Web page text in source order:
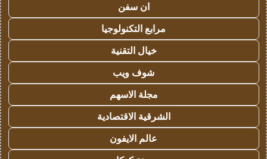
ان سفن
مرابع التكنولوجيا
خيال التقنية
شوف ويب
مجلة الاسهم
الشرقية الاقتصادية
عالم الايفون